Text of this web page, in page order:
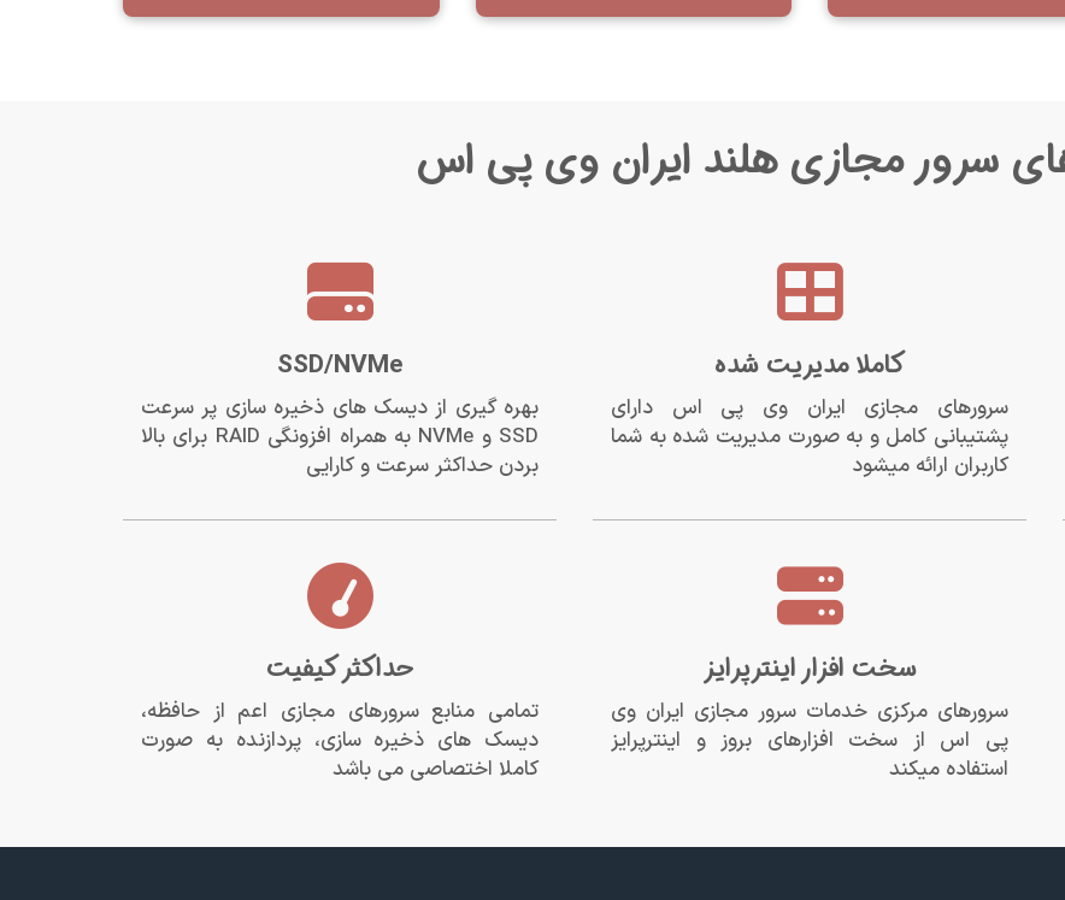
سرور مجازی هلند ایران وی پی اس
SSD/NVMe
بهره گیری از دیسک های ذخیره سازی پر سرعت
SSD و NVMe به همراه افزونگی RAID برای بالا
بردن حداکثر سرعت و کارایی
حداکثر کیفیت
تمامی منابع سرورهای مجازی اعم از حافظه،
دیسک های ذخیره سازی، پردازنده به صورت
کاملا اختصاصی می باشد
کاملا مدیریت شده
سرورهای مجازی ایران وی پی اس دارای
پشتیبانی کامل و به صورت مدیریت شده به شما
کاربران ارائه میشود
سخت افزار اینترپرایز
سرورهای مرکزی خدمات سرور مجازی ایران وی
پی اس از سخت افزارهای بروز و اینترپرایز
استفاده میکند